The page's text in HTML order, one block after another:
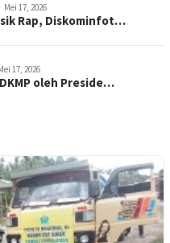
Mei 17, 2026
Rap, Diskominfot…
17, 2026
oleh Preside…